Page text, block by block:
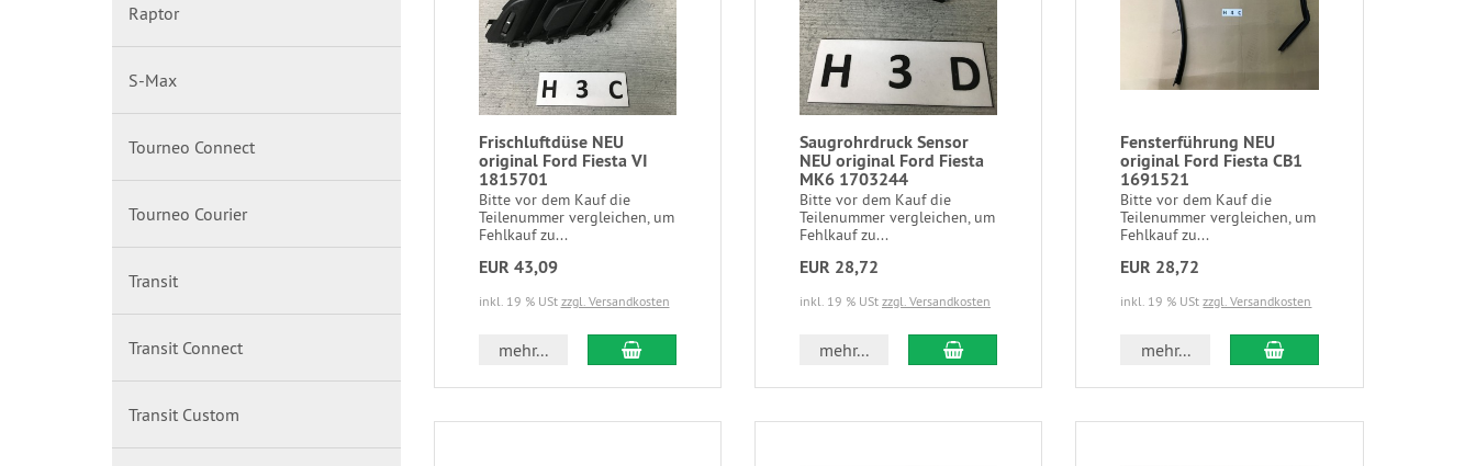
Frischluftdüse NEU
original Ford Fiesta VI
1815701
Bitte vor dem Kauf die
Teilenummer vergleichen, um
Fehlkauf zu...
EUR 43,09
inkl. 19 % USt zzgl. Versandkosten
mehr...
Saugrohrdruck Sensor
NEU original Ford Fiesta
MK6 1703244
Bitte vor dem Kauf die
Teilenummer vergleichen, um
Fehlkauf zu...
EUR 28,72
inkl. 19 % USt zzgl. Versandkosten
mehr...
Fensterführung NEU
original Ford Fiesta CB1
1691521
Bitte vor dem Kauf die
Teilenummer vergleichen, um
Fehlkauf zu...
EUR 28,72
inkl. 19 % UStzzgl. Versandkosten
mehr...
Raptor
S-Max
Tourneo Connect
Tourneo Courier
Transit
Transit Connect
Transit Custom